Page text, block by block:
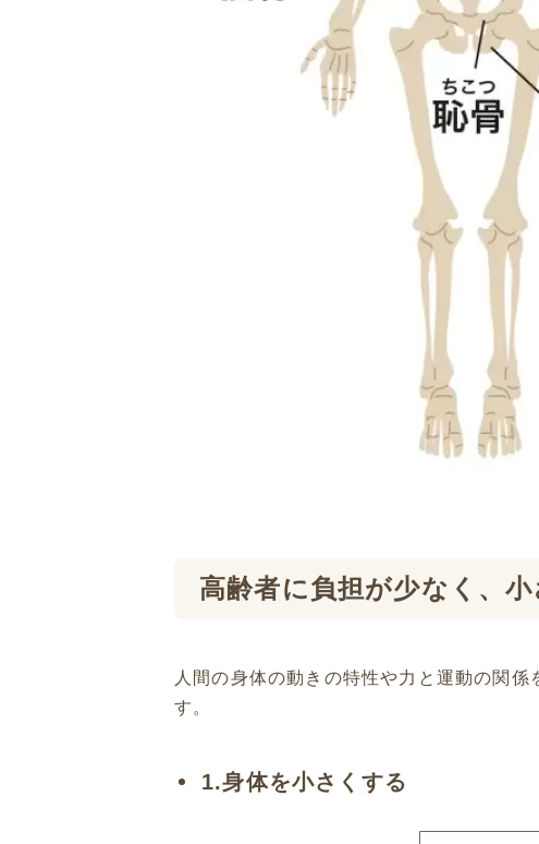
高齢者に負担が少なく、
人間の身体の動きの特性や力と運動の関
す。
1.身体を小さくする